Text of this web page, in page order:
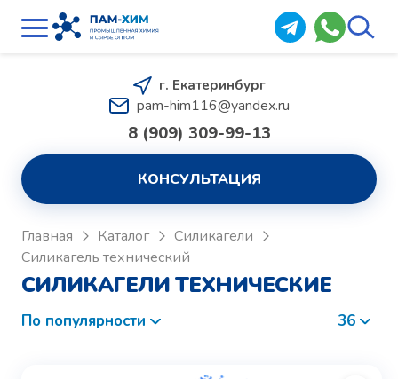
г. Екатеринбург
pam-him116@yandex.ru
8 (909) 309-99-13
КОНСУЛЬТАЦИЯ
Главная Каталог
Силикагели
Силикагель технический
СИЛИКАГЕЛИ ТЕХНИЧЕСКИЕ
По популярности 36